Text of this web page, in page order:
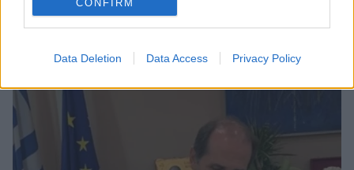
CONFIRM
Data Deletion Data Access Privacy Policy
Προκλητικές δηλώσεις μετά την υπογραφή αμυντικής
συμφωνίας Ελλάδας-ΗΠΑ